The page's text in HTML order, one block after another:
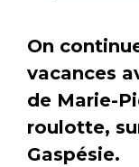
On
vacances
de Marie-
roulotte,
Gaspésie.